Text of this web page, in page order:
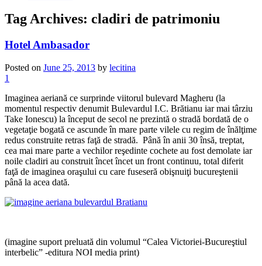
Tag Archives: cladiri de patrimoniu
Hotel Ambasador
Posted on June 25, 2013 by lecitina
1
Imaginea aeriană ce surprinde viitorul bulevard Magheru (la
momentul respectiv denumit Bulevardul I.C. Brătianu iar mai târziu
Take Ionescu) la început de secol ne prezintă o stradă bordată de o
vegetaţie bogată ce ascunde în mare parte vilele cu regim de înălţime
redus construite retras faţă de stradă. Până în anii 30 însă, treptat,
cea mai mare parte a vechilor reşedinte cochete au fost demolate iar
noile cladiri au construit încet încet un front continuu, total diferit
faţă de imaginea oraşului cu care fuseseră obişnuiţi bucureştenii
până la acea dată.
(imagine suport preluată din volumul “Calea Victoriei-Bucureştiul
interbelic” -editura NOI media print)